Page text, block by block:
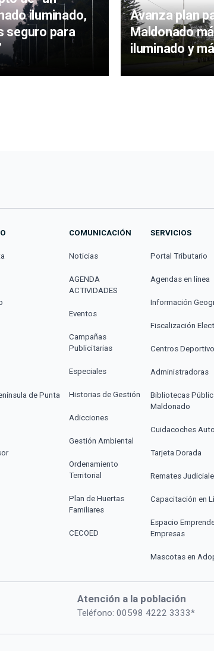
iluminado,
seguro para
Avanza plan
Maldonado
iluminado y
de Punta
COMUNICACIÓN
Noticias
AGENDA
ACTIVIDADES
Eventos
Campañas
Publicitarias
Especiales
Historias de Gestión
Adicciones
Gestión Ambiental
Ordenamiento
Territorial
Plan de Huertas
Familiares
CECOED
SERVICIOS
Portal Tributario
Agendas en línea
Información
Fiscalización
Centros
Administradoras
Bibliotecas
Maldonado
Cuidacoches
Tarjeta Dorada
Remates
Capacitación en
Espacio
Empresas
Mascotas en
Atención a la población
Teléfono: 00598 4222 3333*